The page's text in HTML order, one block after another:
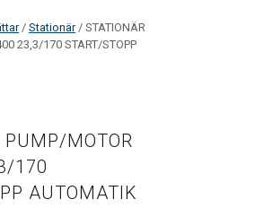
/ Stationär/ STATIONÄR
23,3/170 START/STOPP
PUMP/MOTOR
170
AUTOMATIK